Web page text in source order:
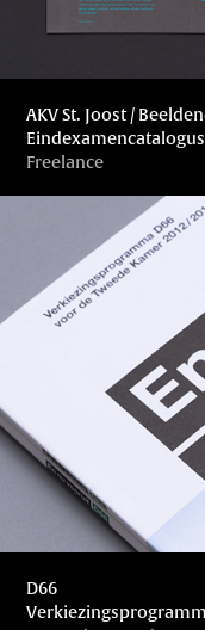
AKV St. Joost /
Eindexamencatalogus
Freelance
D66